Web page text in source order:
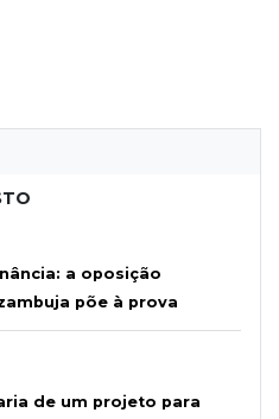
a oposição
põe à prova
de um projeto para